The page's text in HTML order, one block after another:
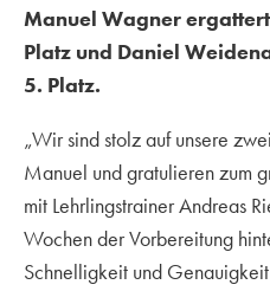
Manuel Wagner
Platz und Daniel
5. Platz.
„Wir sind stolz auf unsere
Manuel und gratulieren zum
mit Lehrlingstrainer Andreas
Wochen der Vorbereitung
Schnelligkeit und